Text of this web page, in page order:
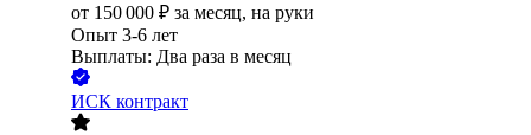
от 150 000 ₽ за месяц, на руки
Опыт 3-6 лет
Выплаты: Два раза в месяц
ИСК контракт